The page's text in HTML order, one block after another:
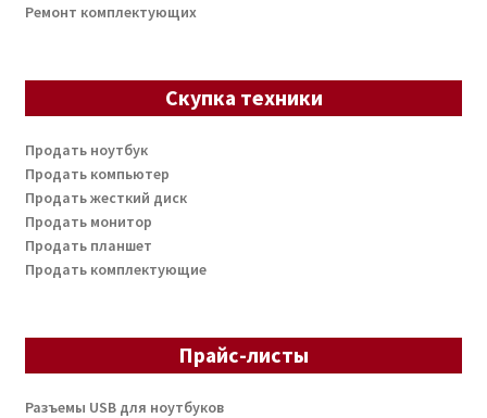
Ремонт комплектующих
Скупка техники
Продать ноутбук
Продать компьютер
Продать жесткий диск
Продать монитор
Продать планшет
Продать комплектующие
Прайс-листы
Разъемы USB для ноутбуков